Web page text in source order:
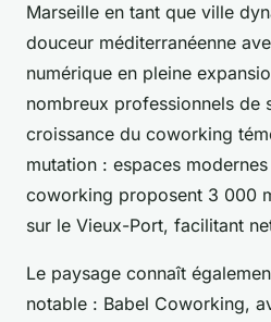
Marseille en tant que ville
douceur méditerranéenne
numérique en pleine
nombreux professionnels de
croissance du coworking
mutation : espaces
coworking proposent 3 000
sur le Vieux-Port, facilitant
Le paysage connaît
notable : Babel Coworking,